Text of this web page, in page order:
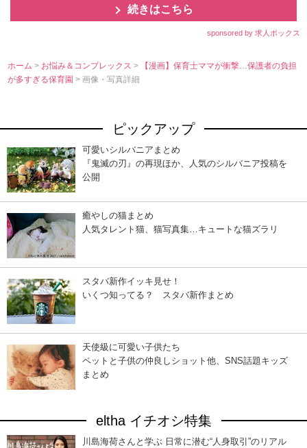
続きはこちら
sponsored by 求人ボックス
ホーム > お悩み＆コンプレックス>
【漫画】保育士ママが衝撃…保護者の負担
が多すぎる保育園> 画像・写真詳細
ピックアップ
可愛いシルバニアまとめ
『鬼滅の刃』の再現ほか、人気のシルバニア投稿を
公開
癒やしの猫まとめ
人気タレント猫、猫写真集…キュートな猫ズラリ
スタバ新作イッキ見せ！
いくつ知ってる？ スタバ新作まとめ
天使級に可愛い子供たち
ペットと子供の仲良しショット他、SNS話題キッズ
まとめ
eltha イチオシ特集
川島海荷さんと学ぶ 日常に潜む“人身取引”のリアル